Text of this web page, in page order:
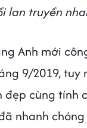
lan truyền
Anh mới
9/2019, tuy
đẹp cùng tính
nhanh